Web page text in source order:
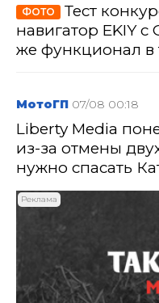
ФОТО
Тест
навигатор EKIY с
же функционал в
МотоГП 07/08 00:18
Liberty Media
из-за отмены
нужно спасать
Реклама